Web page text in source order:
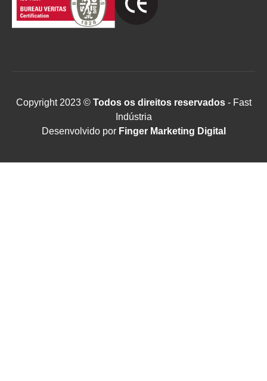
Copyright 2023 ©Todos os direitos reservados- Fast
Indústria
Desenvolvido por Finger Marketing Digital